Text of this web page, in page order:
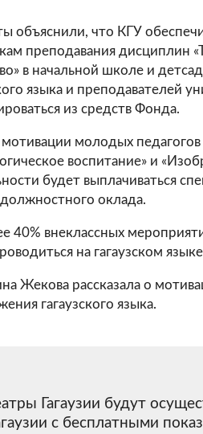
объяснили, что КГУ
преподавания дисциплин
в начальной школе и
языка и преподавателей
из средств Фонда.
мотивации молодых
воспитание» и
будет выплачиваться
оклада.
40% внеклассных
на гагаузском
Жекова рассказала о
гагаузского языка.
Гагаузии будут
с бесплатными